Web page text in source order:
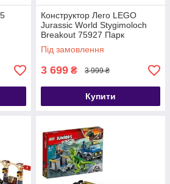
Конструктор Лего LEGO
Jurassic World Stygimoloch
Breakout 75927 Парк
Юрського періоду Втеча
стигимолоха з лабораторії
Під замовлення
3 699 ₴ 3 999 ₴
Купити